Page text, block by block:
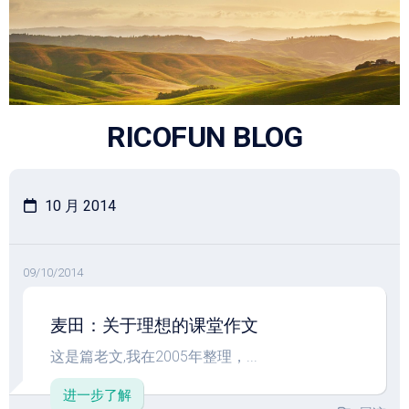
跳
至
容
RICOFUN BLOG
10 月 2014
09/10/2014
麦田：关于理想的课堂作文
这是篇老文,我在2005年整理，...
进一步了解